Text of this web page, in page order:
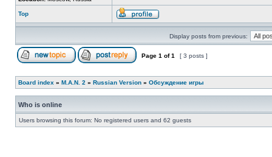
Top
Display posts from previous:
Page 1 of1 [ 3 posts ]
Board index » M.A.N. 2 » Russian Version » Обсуждение игры
Who is online
Users browsing this forum: No registered users and 62 guests